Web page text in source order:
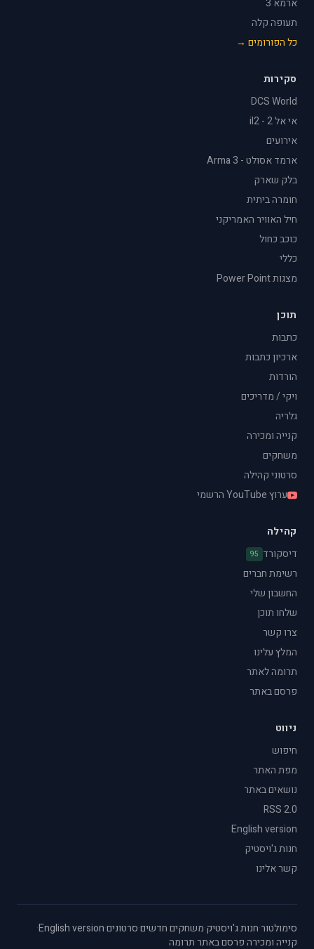
ארמא 3
תעופה קלה
כל הפורומים →
סקירות
DCS World
אי אל 2 - il2
אירועים
ארמד אסולט - Arma 3
בלק שארק
חומרה ביתית
חיל האוויר האמריקני
כוכב כחול
כללי
מצגות Power Point
תוכן
כתבות
ארכיון כתבות
הורדות
ויקי / מדריכים
גלריה
קנייה ומכירה
משחקים
סרטוני קהילה
ערוץ YouTube הרשמי
קהילה
דיסקורד 95
רשימת חברים
החשבון שלי
שלחו תוכן
צרו קשר
המלץ עלינו
תרומה לאתר
פרסם באתר
ניווט
חיפוש
מפת האתר
נושאים באתר
RSS 2.0
English version
חנות ג'ויסטיק
קשר אלינו
סימולטור·חנות ג'ויסטיק·משחקים חדשים·סרטונים·
English version
·
קנייה ומכירה·פרסם באתר·תרומה